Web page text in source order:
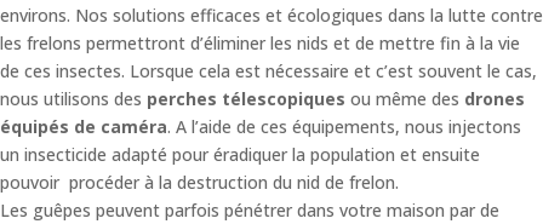
environs. Nos solutions efficaces et écologiques dans la lutte contre
les frelons permettront d’éliminer les nids et de mettre fin à la vie
de ces insectes. Lorsque cela est nécessaire et c’est souvent le cas,
nous utilisons des perches télescopiques ou même des drones
équipés de caméra. A l’aide de ces équipements, nous injectons
un insecticide adapté pour éradiquer la population et ensuite
pouvoir procéder à la destruction du nid de frelon.
Les guêpes peuvent parfois pénétrer dans votre maison par de